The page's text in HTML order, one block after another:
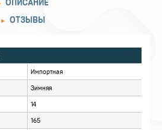
ХАРАКТЕРИСТИКИ
ОПИСАНИЕ
ОТЗЫВЫ